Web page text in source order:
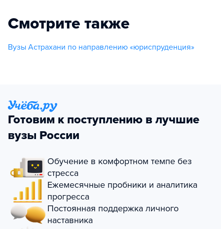
Смотрите также
Вузы Астрахани по направлению «юриспруденция»
Готовим к поступлению в лучшие
вузы России
Обучение в комфортном темпе без
стресса
Ежемесячные пробники и аналитика
прогресса
Постоянная поддержка личного
наставника